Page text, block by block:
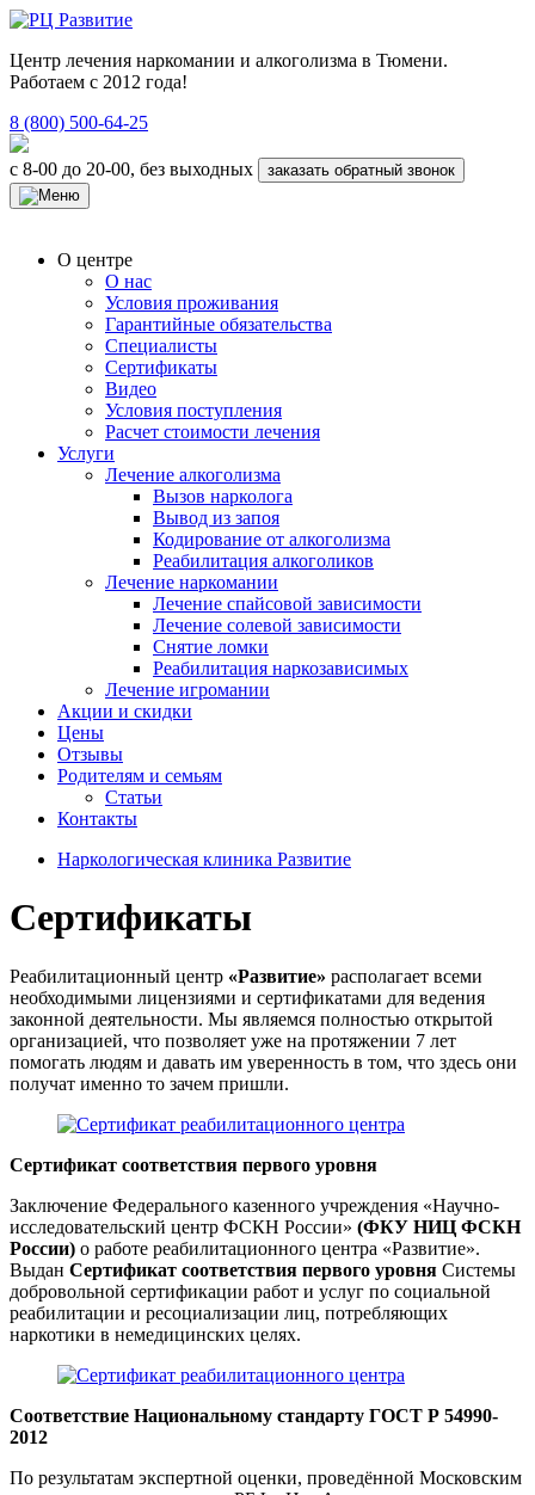
Центр лечения наркомании и алкоголизма в Тюмени.
Работаем с 2012 года!
8 (800) 500-64-25
с 8-00 до 20-00, без выходных заказать обратный звонок
О центре
О нас
Условия проживания
Гарантийные обязательства
Специалисты
Сертификаты
Видео
Условия поступления
Расчет стоимости лечения
Услуги
Лечение алкоголизма
Вызов нарколога
Вывод из запоя
Кодирование от алкоголизма
Реабилитация алкоголиков
Лечение наркомании
Лечение спайсовой зависимости
Лечение солевой зависимости
Снятие ломки
Реабилитация наркозависимых
Лечение игромании
Акции и скидки
Цены
Отзывы
Родителям и семьям
Статьи
Контакты
Наркологическая клиника Развитие
Сертификаты
Реабилитационный центр «Развитие» располагает всеми
необходимыми лицензиями и сертификатами для ведения
законной деятельности. Мы являемся полностью открытой
организацией, что позволяет уже на протяжении 7 лет
помогать людям и давать им уверенность в том, что здесь они
получат именно то зачем пришли.
Сертификат соответствия первого уровня
Заключение Федерального казенного учреждения «Научно-
исследовательский центр ФСКН России» (ФКУ НИЦ ФСКН
России) о работе реабилитационного центра «Развитие».
Выдан Сертификат соответствия первого уровня Системы
добровольной сертификации работ и услуг по социальной
реабилитации и ресоциализации лиц, потребляющих
наркотики в немедицинских целях.
Cоответствие Национальному стандарту ГОСТ Р 54990-
2012
По результатам экспертной оценки, проведённой Московским